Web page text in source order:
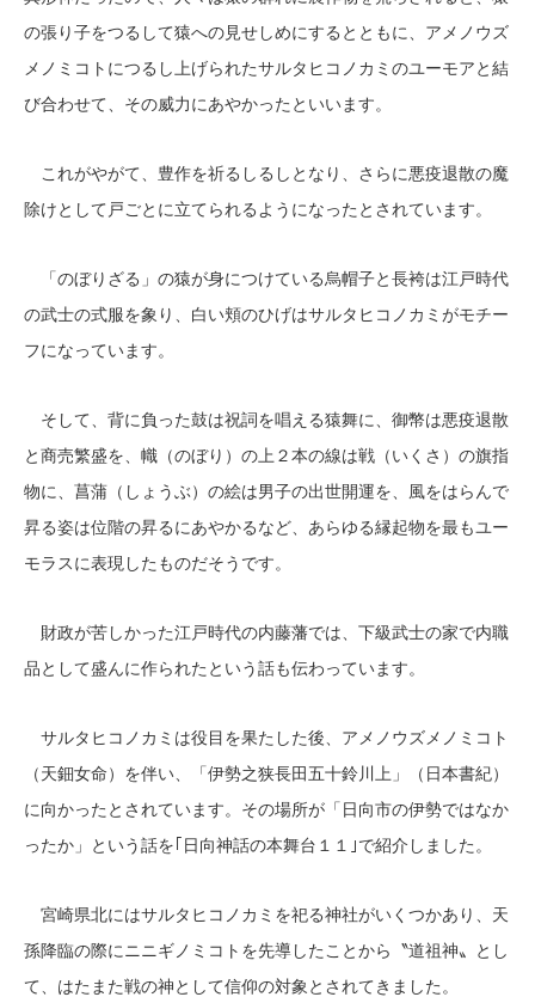
の張り子をつるして猿への見せしめにするとともに、アメノウズ
メノミコトにつるし上げられたサルタヒコノカミのユーモアと結
び合わせて、その威力にあやかったといいます。
これがやがて、豊作を祈るしるしとなり、さらに悪疫退散の魔
除けとして戸ごとに立てられるようになったとされています。
「のぼりざる」の猿が身につけている烏帽子と長袴は江戸時代
の武士の式服を象り、白い頬のひげはサルタヒコノカミがモチー
フになっています。
そして、背に負った鼓は祝詞を唱える猿舞に、御幣は悪疫退散
と商売繁盛を、幟（のぼり）の上２本の線は戦（いくさ）の旗指
物に、菖蒲（しょうぶ）の絵は男子の出世開運を、風をはらんで
昇る姿は位階の昇るにあやかるなど、あらゆる縁起物を最もユー
モラスに表現したものだそうです。
財政が苦しかった江戸時代の内藤藩では、下級武士の家で内職
品として盛んに作られたという話も伝わっています。
サルタヒコノカミは役目を果たした後、アメノウズメノミコト
（天鈿女命）を伴い、「伊勢之狭長田五十鈴川上」（日本書紀）
に向かったとされています。その場所が「日向市の伊勢ではなか
ったか」という話を｢日向神話の本舞台１１｣で紹介しました。
宮崎県北にはサルタヒコノカミを祀る神社がいくつかあり、天
孫降臨の際にニニギノミコトを先導したことから〝道祖神〟とし
て、はたまた戦の神として信仰の対象とされてきました。